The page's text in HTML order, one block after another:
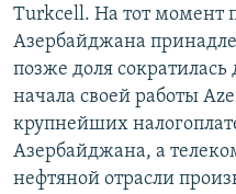
Turkcell. На тот момент
Азербайджана
позже доля сократилась
начала своей работы
крупнейших
Азербайджана, а
нефтяной отрасли
Mənbə:AzadlıqRadiosu